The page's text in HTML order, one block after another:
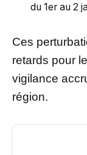
du 1er au 2
Ces
retards pour
vigilance
région.